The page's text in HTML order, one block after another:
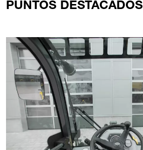
PUNTOS DESTACADOS